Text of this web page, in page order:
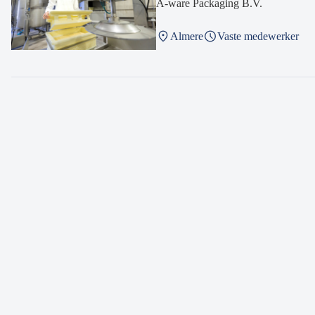
A-ware Packaging B.V.
Almere Vaste medewerker